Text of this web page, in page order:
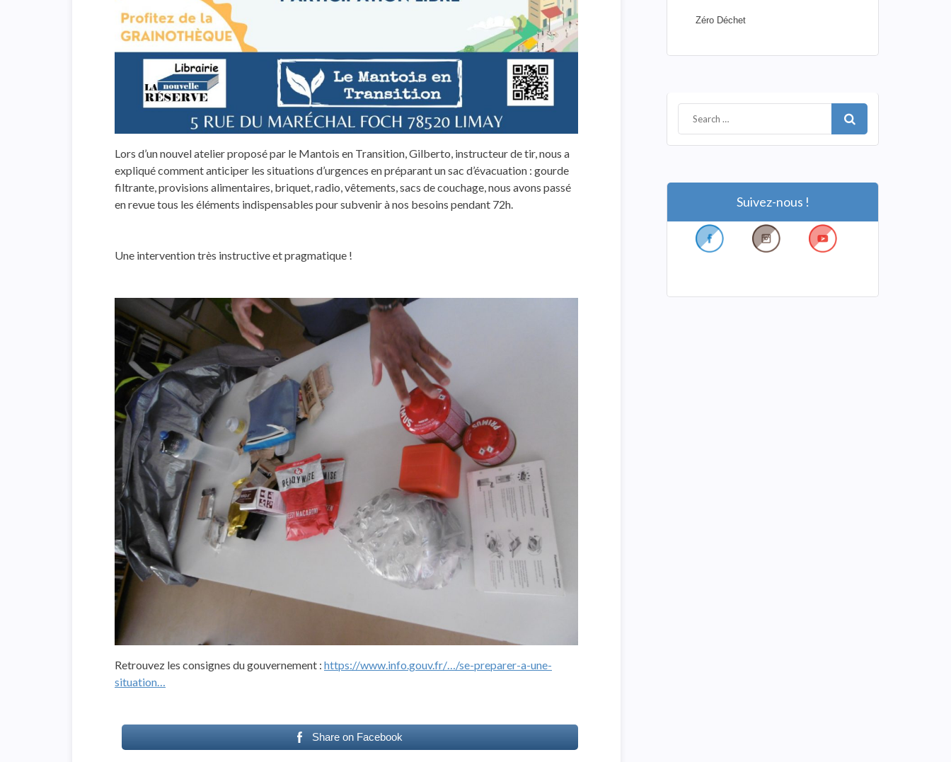
Lors d’un nouvel atelier proposé par le Mantois en Transition, Gilberto, instructeur de tir, nous a
expliqué comment anticiper les situations d’urgences en préparant un sac d’évacuation : gourde
filtrante, provisions alimentaires, briquet, radio, vêtements, sacs de couchage, nous avons passé
en revue tous les éléments indispensables pour subvenir à nos besoins pendant 72h.
Une intervention très instructive et pragmatique !
Retrouvez les consignes du gouvernement : https://www.info.gouv.fr/…/se-preparer-a-une-
situation…
Share on Facebook
Zéro Déchet
Suivez-nous !